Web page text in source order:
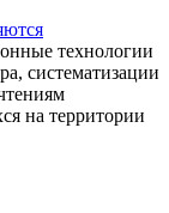
технологии
систематизации
на территории